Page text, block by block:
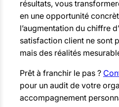
résultats, vous
en une opportunité
l’augmentation du chiffre
satisfaction client ne sont
mais des réalités
Prêt à franchir le pas ?
pour un audit de votre
accompagnement